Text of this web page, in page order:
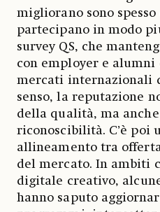
migliorano sono
partecipano in modo
survey QS, che
con employer e alumni
mercati internazionali
senso, la reputazione
della qualità, ma
riconoscibilità. C’è poi
allineamento tra
del mercato. In ambiti
digitale creativo,
hanno saputo